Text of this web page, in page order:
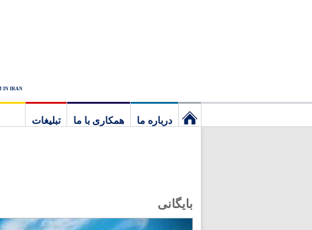
IN IRAN
درباره ما همکاری با ما
تبلیغات
بایگانی